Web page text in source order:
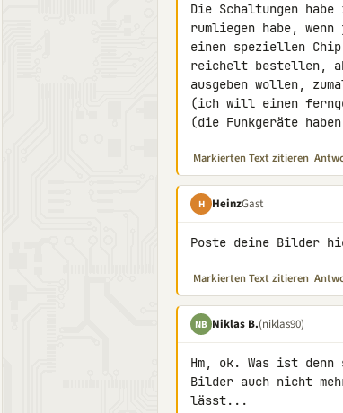
Die Schaltungen
rumliegen habe,
einen speziellen
reichelt bestellen,
ausgeben wollen,
(ich will einen
(die Funkgeräte
Markierten Text zitieren
H HeinzGast
Poste deine Bilder
Markierten Text zitieren
NB Niklas B.(niklas90)
Hm, ok. Was ist
Bilder auch nicht
lässt...